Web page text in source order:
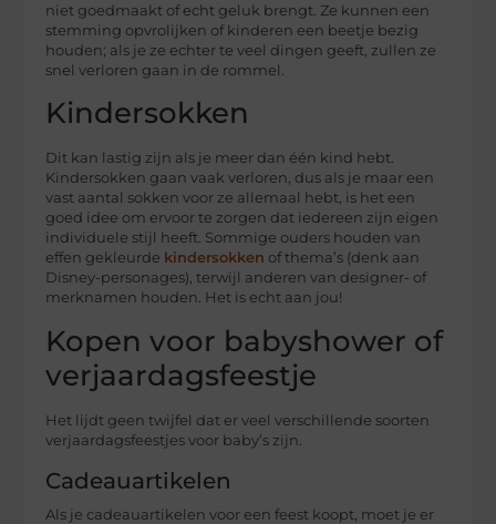
niet goedmaakt of echt geluk brengt. Ze kunnen een
stemming opvrolijken of kinderen een beetje bezig
houden; als je ze echter te veel dingen geeft, zullen ze
snel verloren gaan in de rommel.
Kindersokken
Dit kan lastig zijn als je meer dan één kind hebt.
Kindersokken gaan vaak verloren, dus als je maar een
vast aantal sokken voor ze allemaal hebt, is het een
goed idee om ervoor te zorgen dat iedereen zijn eigen
individuele stijl heeft. Sommige ouders houden van
effen gekleurde kindersokken of thema’s (denk aan
Disney-personages), terwijl anderen van designer- of
merknamen houden. Het is echt aan jou!
Kopen voor babyshower of
verjaardagsfeestje
Het lijdt geen twijfel dat er veel verschillende soorten
verjaardagsfeestjes voor baby’s zijn.
Cadeauartikelen
Als je cadeauartikelen voor een feest koopt, moet je er